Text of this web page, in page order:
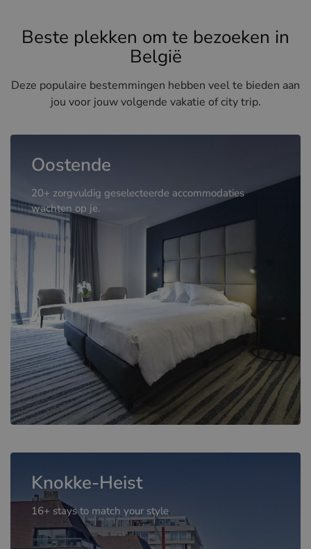
Beste plekken om te bezoeken in
België
Deze populaire bestemmingen hebben veel te bieden aan
jou voor jouw volgende vakatie of city trip.
Oostende
20+ zorgvuldig geselecteerde accommodaties
wachten op je.
Knokke-Heist
16+ stays to match your style